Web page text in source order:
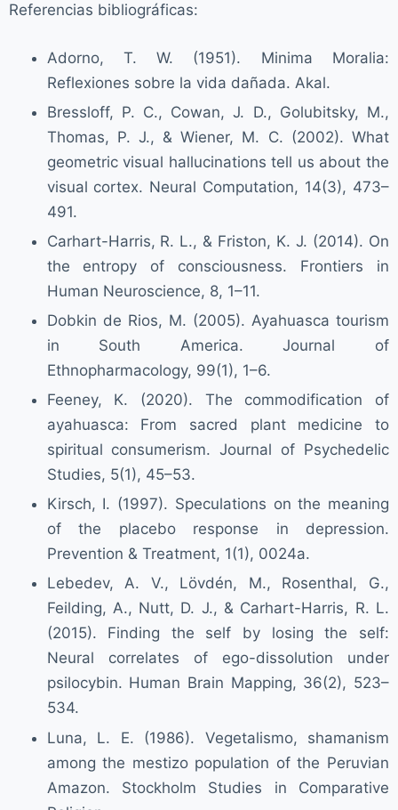
Referencias bibliográficas:
Adorno, T. W. (1951). Minima Moralia:
Reflexiones sobre la vida dañada. Akal.
Bressloff, P. C., Cowan, J. D., Golubitsky, M.,
Thomas, P. J., & Wiener, M. C. (2002). What
geometric visual hallucinations tell us about the
visual cortex. Neural Computation, 14(3), 473–
491.
Carhart-Harris, R. L., & Friston, K. J. (2014). On
the entropy of consciousness. Frontiers in
Human Neuroscience, 8, 1–11.
Dobkin de Rios, M. (2005). Ayahuasca tourism
in South America. Journal of
Ethnopharmacology, 99(1), 1–6.
Feeney, K. (2020). The commodification of
ayahuasca: From sacred plant medicine to
spiritual consumerism. Journal of Psychedelic
Studies, 5(1), 45–53.
Kirsch, I. (1997). Speculations on the meaning
of the placebo response in depression.
Prevention & Treatment, 1(1), 0024a.
Lebedev, A. V., Lövdén, M., Rosenthal, G.,
Feilding, A., Nutt, D. J., & Carhart-Harris, R. L.
(2015). Finding the self by losing the self:
Neural correlates of ego-dissolution under
psilocybin. Human Brain Mapping, 36(2), 523–
534.
Luna, L. E. (1986). Vegetalismo, shamanism
among the mestizo population of the Peruvian
Amazon. Stockholm Studies in Comparative